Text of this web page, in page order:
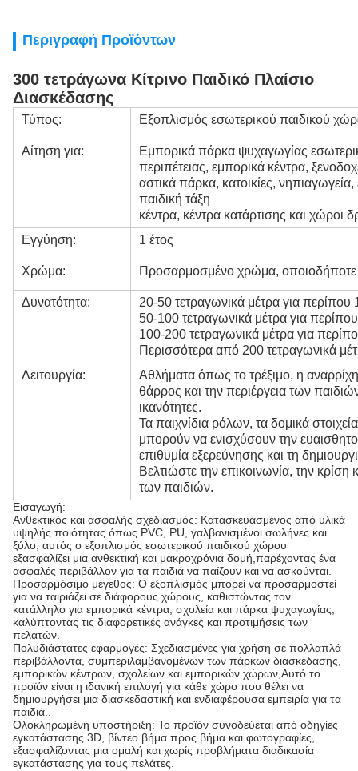
Περιγραφή Προϊόντων
300 τετράγωνα Κίτρινο Παιδικό Πλαίσιο
Διασκέδασης
Τύπος: Εξοπλισμός εσωτερικού παιδικού
Αίτηση για:
Εμπορικά πάρκα ψυχαγωγίας
περιπέτειας, εμπορικά κέντρα,
αστικά πάρκα, κατοικίες,
παιδική τάξη
κέντρα, κέντρα κατάρτισης και χώροι
Εγγύηση:
1 έτος
Χρώμα: Προσαρμοσμένο χρώμα, οποιοδήποτε
Δυνατότητα:
20-50 τετραγωνικά μέτρα για περίπου
50-100 τετραγωνικά μέτρα για
100-200 τετραγωνικά μέτρα για
Περισσότερα από 200 τετραγωνικά
Λειτουργία:
Αθλήματα όπως το τρέξιμο, η
θάρρος και την περιέργεια των
ικανότητες.
Τα παιχνίδια ρόλων, τα δομικά
μπορούν να ενισχύσουν την
επιθυμία εξερεύνησης και τη
Βελτιώστε την επικοινωνία, την
των παιδιών.
Εισαγωγή:
Ανθεκτικός και ασφαλής σχεδιασμός: Κατασκευασμένος από υλικά
υψηλής ποιότητας όπως PVC, PU, γαλβανισμένοι σωλήνες και
ξύλο, αυτός ο εξοπλισμός εσωτερικού παιδικού χώρου
εξασφαλίζει μια ανθεκτική και μακροχρόνια δομή,παρέχοντας ένα
ασφαλές περιβάλλον για τα παιδιά να παίζουν και να ασκούνται.
Προσαρμόσιμο μέγεθος: Ο εξοπλισμός μπορεί να προσαρμοστεί
για να ταιριάζει σε διάφορους χώρους, καθιστώντας τον
κατάλληλο για εμπορικά κέντρα, σχολεία και πάρκα ψυχαγωγίας,
καλύπτοντας τις διαφορετικές ανάγκες και προτιμήσεις των
πελατών.
Πολυδιάστατες εφαρμογές: Σχεδιασμένες για χρήση σε πολλαπλά
περιβάλλοντα, συμπεριλαμβανομένων των πάρκων διασκέδασης,
εμπορικών κέντρων, σχολείων και εμπορικών χώρων,Αυτό το
προϊόν είναι η ιδανική επιλογή για κάθε χώρο που θέλει να
δημιουργήσει μια διασκεδαστική και ενδιαφέρουσα εμπειρία για τα
παιδιά..
Ολοκληρωμένη υποστήριξη: Το προϊόν συνοδεύεται από οδηγίες
εγκατάστασης 3D, βίντεο βήμα προς βήμα και φωτογραφίες,
εξασφαλίζοντας μια ομαλή και χωρίς προβλήματα διαδικασία
εγκατάστασης για τους πελάτες.